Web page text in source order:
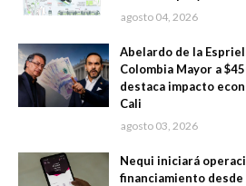
agosto 04, 2026
Abelardo de la
Colombia Mayor a
destaca impacto
Cali
agosto 03, 2026
Nequi iniciará
financiamiento